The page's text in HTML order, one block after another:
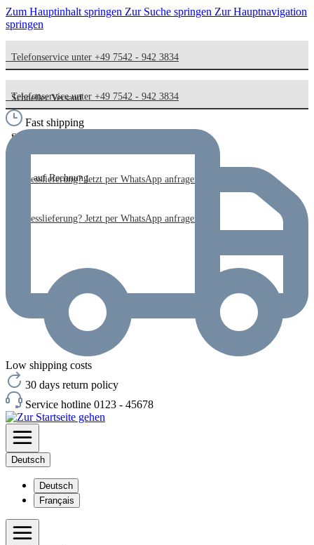
Zum Hauptinhalt springen Zur Suche springen Zur Hauptnavigation
springen
Telefonservice unter +49 7542 - 942 3834
Schneller Versand
Kauf auf Rechnung
Expresslieferung? Jetzt per WhatsApp anfragen!
Telefonservice unter +49 7542 - 942 3834
Schneller Versand
Kauf auf Rechnung
Expresslieferung? Jetzt per WhatsApp anfragen!
Fast shipping
Low shipping costs
30 days return policy
Service hotline 0123 - 45678
Deutsch
Deutsch
Français